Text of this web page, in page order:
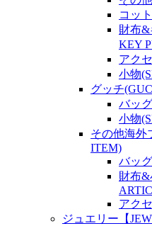
コッ
財布&
KEY
アク
小物
グッチ
バッ
小物
その他海外
ITEM)
バッ
財布&
アク
ジュエリー【